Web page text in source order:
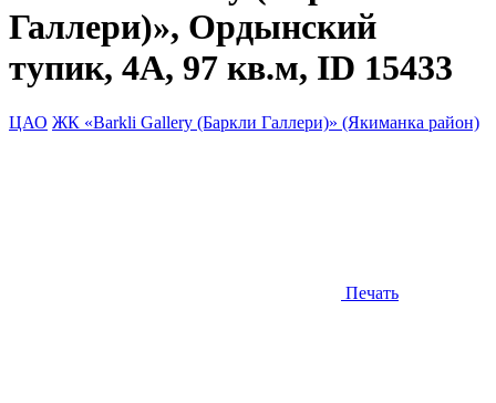
Галлери)», Ордынский
тупик, 4А, 97 кв.м, ID 15433
ЦАО ЖК «Barkli Gallery (Баркли Галлери)» (Якиманка район)
Печать